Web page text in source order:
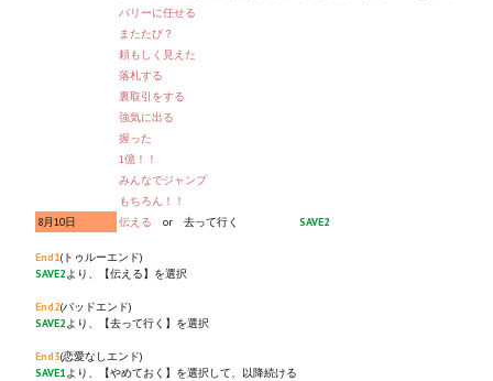
バリーに任せる
またたび？
頼もしく見えた
落札する
裏取引をする
強気に出る
握った
1億！！
みんなでジャンプ
もちろん！！
8月10日
伝える or 去って行く SAVE2
End1(トゥルーエンド)
SAVE2 より、【伝える】を選択
End2(バッドエンド)
SAVE2 より、【去って行く】を選択
End3(恋愛なしエンド)
SAVE1 より、【やめておく】を選択して、以降続ける